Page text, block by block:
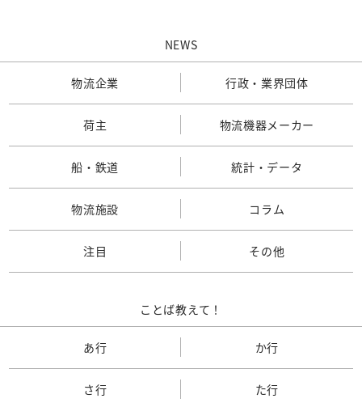
NEWS
物流企業 行政・業界団体
荷主 物流機器メーカー
船・鉄道 統計・データ
物流施設 コラム
注目 その他
ことば教えて！
あ行 か行
さ行 た行